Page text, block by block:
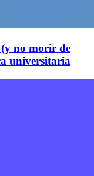
no morir de
universitaria